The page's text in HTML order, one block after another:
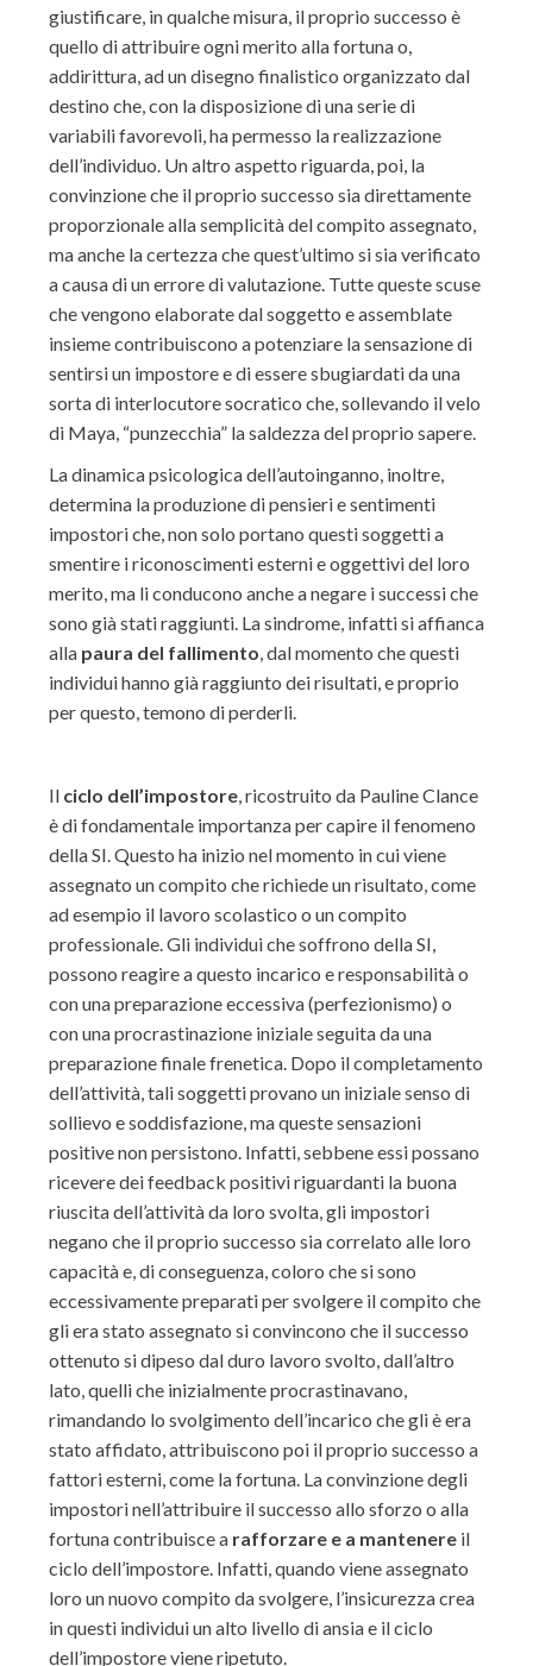
giustificare, in qualche misura, il proprio successo è
quello di attribuire ogni merito alla fortuna o,
addirittura, ad un disegno finalistico organizzato dal
destino che, con la disposizione di una serie di
variabili favorevoli, ha permesso la realizzazione
dell’individuo. Un altro aspetto riguarda, poi, la
convinzione che il proprio successo sia direttamente
proporzionale alla semplicità del compito assegnato,
ma anche la certezza che quest’ultimo si sia verificato
a causa di un errore di valutazione. Tutte queste scuse
che vengono elaborate dal soggetto e assemblate
insieme contribuiscono a potenziare la sensazione di
sentirsi un impostore e di essere sbugiardati da una
sorta di interlocutore socratico che, sollevando il velo
di Maya, “punzecchia” la saldezza del proprio sapere.
La dinamica psicologica dell’autoinganno, inoltre,
determina la produzione di pensieri e sentimenti
impostori che, non solo portano questi soggetti a
smentire i riconoscimenti esterni e oggettivi del loro
merito, ma li conducono anche a negare i successi che
sono già stati raggiunti. La sindrome, infatti si affianca
alla paura del fallimento, dal momento che questi
individui hanno già raggiunto dei risultati, e proprio
per questo, temono di perderli.
Il ciclo dell’impostore, ricostruito da Pauline Clance
è di fondamentale importanza per capire il fenomeno
della SI. Questo ha inizio nel momento in cui viene
assegnato un compito che richiede un risultato, come
ad esempio il lavoro scolastico o un compito
professionale. Gli individui che soffrono della SI,
possono reagire a questo incarico e responsabilità o
con una preparazione eccessiva (perfezionismo) o
con una procrastinazione iniziale seguita da una
preparazione finale frenetica. Dopo il completamento
dell’attività, tali soggetti provano un iniziale senso di
sollievo e soddisfazione, ma queste sensazioni
positive non persistono. Infatti, sebbene essi possano
ricevere dei feedback positivi riguardanti la buona
riuscita dell’attività da loro svolta, gli impostori
negano che il proprio successo sia correlato alle loro
capacità e, di conseguenza, coloro che si sono
eccessivamente preparati per svolgere il compito che
gli era stato assegnato si convincono che il successo
ottenuto si dipeso dal duro lavoro svolto, dall’altro
lato, quelli che inizialmente procrastinavano,
rimandando lo svolgimento dell’incarico che gli è era
stato affidato, attribuiscono poi il proprio successo a
fattori esterni, come la fortuna. La convinzione degli
impostori nell’attribuire il successo allo sforzo o alla
fortuna contribuisce a rafforzare e a mantenereil
ciclo dell’impostore. Infatti, quando viene assegnato
loro un nuovo compito da svolgere, l’insicurezza crea
in questi individui un alto livello di ansia e il ciclo
dell’impostore viene ripetuto.